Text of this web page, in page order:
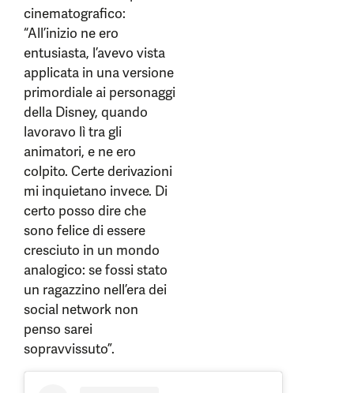
cinematografico:
“All’inizio ne ero
entusiasta, l’avevo vista
applicata in una versione
primordiale ai personaggi
della Disney, quando
lavoravo lì tra gli
animatori, e ne ero
colpito. Certe derivazioni
mi inquietano invece. Di
certo posso dire che
sono felice di essere
cresciuto in un mondo
analogico: se fossi stato
un ragazzino nell’era dei
social network non
penso sarei
sopravvissuto”.